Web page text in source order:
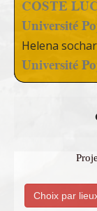
COSTE
Université
Helena
Université